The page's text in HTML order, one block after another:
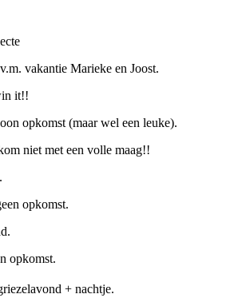
vakantie Marieke en Joost.
it!!
opkomst (maar wel een leuke).
niet met een volle maag!!
opkomst.
opkomst.
+ nachtje.